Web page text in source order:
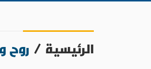
الرئيسية / روح